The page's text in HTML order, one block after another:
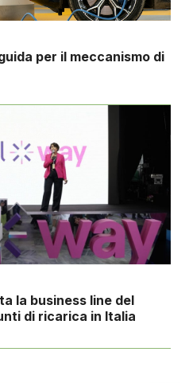
per il meccanismo di
la business line del
di ricarica in Italia